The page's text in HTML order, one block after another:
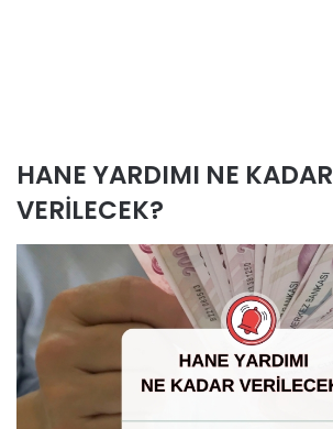
HANE YARDIMI NE KADAR
VERİLECEK?